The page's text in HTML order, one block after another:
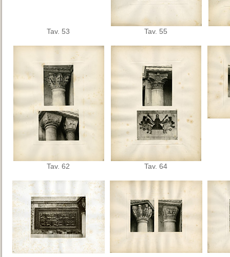
Tav. 53 Tav. 55
Tav. 62 Tav. 64